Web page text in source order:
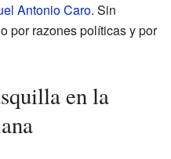
Antonio Caro. Sin
por razones políticas y por
en la